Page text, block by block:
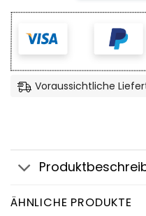
Voraussichtliche
ÄHNLICHE PRODUKTE